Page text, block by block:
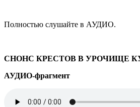
Полностью слушайте в АУДИО.
СНОНС КРЕСТОВ В УРОЧИЩЕ
АУДИО-фрагмент